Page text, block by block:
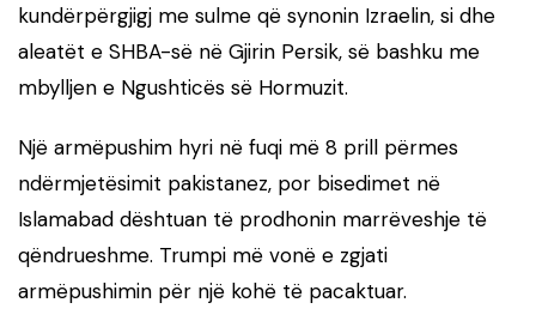
kundërpërgjigj me sulme që synonin Izraelin, si dhe
aleatët e SHBA-së në Gjirin Persik, së bashku me
mbylljen e Ngushticës së Hormuzit.
Një armëpushim hyri në fuqi më 8 prill përmes
ndërmjetësimit pakistanez, por bisedimet në
Islamabad dështuan të prodhonin marrëveshje të
qëndrueshme. Trumpi më vonë e zgjati
armëpushimin për një kohë të pacaktuar.